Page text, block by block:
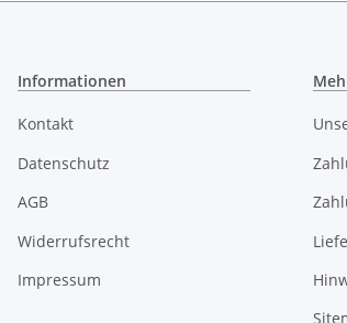
Informationen
Kontakt
Datenschutz
AGB
Widerrufsrecht
Impressum